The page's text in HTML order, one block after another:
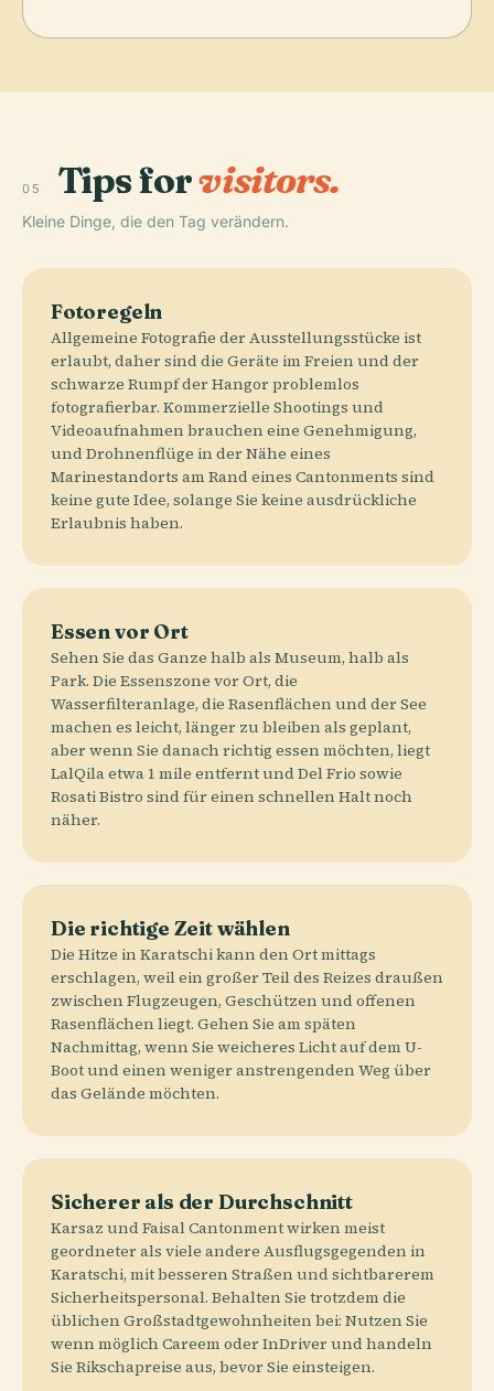
05 Tips forvisitors.
Kleine Dinge, die den Tag verändern.
Fotoregeln
Allgemeine Fotografie der Ausstellungsstücke ist
erlaubt, daher sind die Geräte im Freien und der
schwarze Rumpf der Hangor problemlos
fotografierbar. Kommerzielle Shootings und
Videoaufnahmen brauchen eine Genehmigung,
und Drohnenflüge in der Nähe eines
Marinestandorts am Rand eines Cantonments sind
keine gute Idee, solange Sie keine ausdrückliche
Erlaubnis haben.
Essen vor Ort
Sehen Sie das Ganze halb als Museum, halb als
Park. Die Essenszone vor Ort, die
Wasserfilteranlage, die Rasenflächen und der See
machen es leicht, länger zu bleiben als geplant,
aber wenn Sie danach richtig essen möchten, liegt
LalQila etwa 1 mile entfernt und Del Frio sowie
Rosati Bistro sind für einen schnellen Halt noch
näher.
Die richtige Zeit wählen
Die Hitze in Karatschi kann den Ort mittags
erschlagen, weil ein großer Teil des Reizes draußen
zwischen Flugzeugen, Geschützen und offenen
Rasenflächen liegt. Gehen Sie am späten
Nachmittag, wenn Sie weicheres Licht auf dem U-
Boot und einen weniger anstrengenden Weg über
das Gelände möchten.
Sicherer als der Durchschnitt
Karsaz und Faisal Cantonment wirken meist
geordneter als viele andere Ausflugsgegenden in
Karatschi, mit besseren Straßen und sichtbarerem
Sicherheitspersonal. Behalten Sie trotzdem die
üblichen Großstadtgewohnheiten bei: Nutzen Sie
wenn möglich Careem oder InDriver und handeln
Sie Rikschapreise aus, bevor Sie einsteigen.